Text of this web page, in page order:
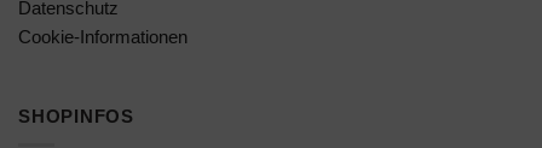
Datenschutz
Cookie-Informationen
SHOPINFOS